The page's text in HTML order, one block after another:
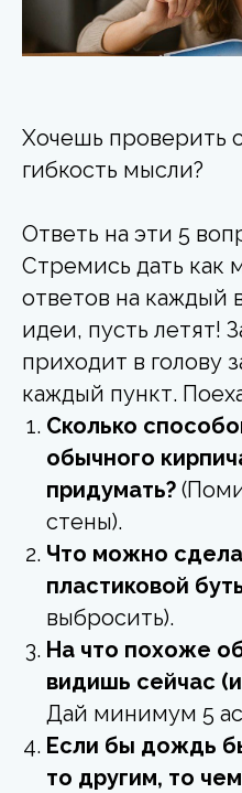
Хочешь проверить
гибкость мысли?
Ответь на эти 5
Стремись дать
ответов на каждый
идеи, пусть летят!
приходит в голову
каждый пункт.
Сколько
обычного
придумать?
стены).
Что можно
пластиковой
выбросить).
На что похоже
видишь сейчас
Дай минимум 5
Если бы дождь
то другим, то